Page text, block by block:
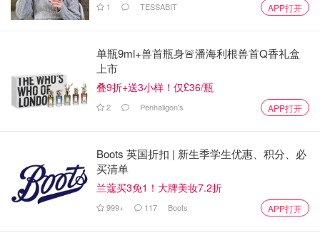
1 TESSABIT APP打开
单瓶9ml+兽首瓶身🚨潘海利根兽首Q香礼盒
上市
叠9折+送3小样！仅£36/瓶
2 Penhaligon's APP打开
Boots 英国折扣 | 新生季学生优惠、积分、必
买清单
兰蔻买3免1！大牌美妆7.2折
999+ 117 Boots APP打开